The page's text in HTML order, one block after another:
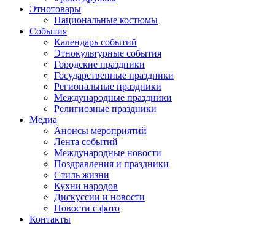
Этнотовары
Национальные костюмы
События
Календарь событий
Этнокультурные события
Городские праздники
Государственные праздники
Региональные праздники
Международные праздники
Религиозные праздники
Медиа
Анонсы мероприятий
Лента событий
Международные новости
Поздравления и праздники
Cтиль жизни
Кухни народов
Дискуссии и новости
Новости с фото
Контакты